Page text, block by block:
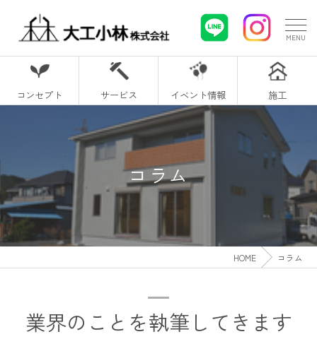
コンセプト サービス イベント情報 施工
コラム
HOME コラム
業界のことを執筆してきます